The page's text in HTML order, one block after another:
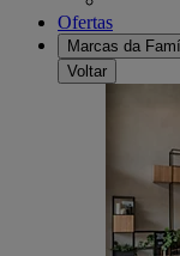
Ofertas
Marcas da
Voltar